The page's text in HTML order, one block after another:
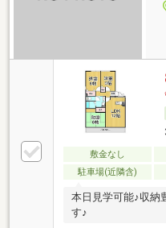
敷金なし
駐車場(近隣含)
本日見学可能♪収納
す♪